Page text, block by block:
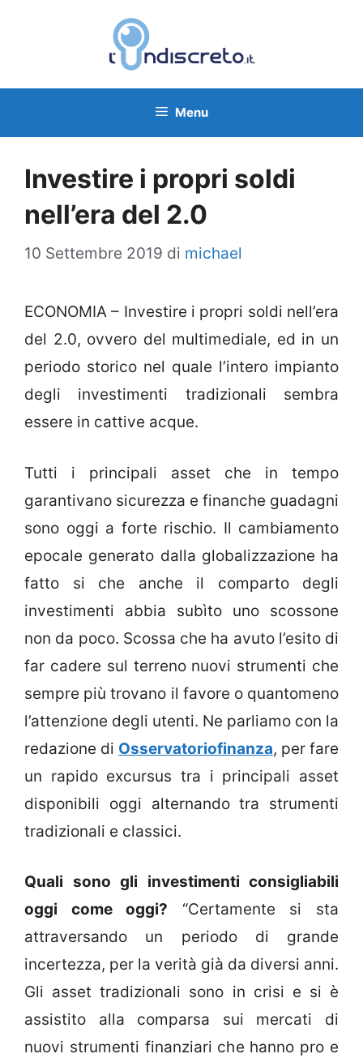
Menu
Investire i propri soldi
nell’era del 2.0
10 Settembre 2019 di michael
ECONOMIA – Investire i propri soldi nell’era
del 2.0, ovvero del multimediale, ed in un
periodo storico nel quale l’intero impianto
degli investimenti tradizionali sembra
essere in cattive acque.
Tutti i principali asset che in tempo
garantivano sicurezza e finanche guadagni
sono oggi a forte rischio. Il cambiamento
epocale generato dalla globalizzazione ha
fatto si che anche il comparto degli
investimenti abbia subìto uno scossone
non da poco. Scossa che ha avuto l’esito di
far cadere sul terreno nuovi strumenti che
sempre più trovano il favore o quantomeno
l’attenzione degli utenti. Ne parliamo con la
redazione di Osservatoriofinanza, per fare
un rapido excursus tra i principali asset
disponibili oggi alternando tra strumenti
tradizionali e classici.
Quali sono gli investimenti consigliabili
oggi come oggi? “Certamente si sta
attraversando un periodo di grande
incertezza, per la verità già da diversi anni.
Gli asset tradizionali sono in crisi e si è
assistito alla comparsa sui mercati di
nuovi strumenti finanziari che hanno pro e